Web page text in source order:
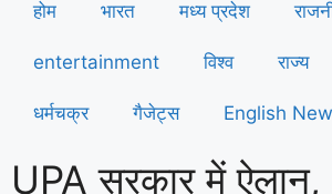
होम भारत मध्य प्रदेश
entertainment विश्व राज्य
धर्मचक्र गैजेट्स English
UPA सरकार में